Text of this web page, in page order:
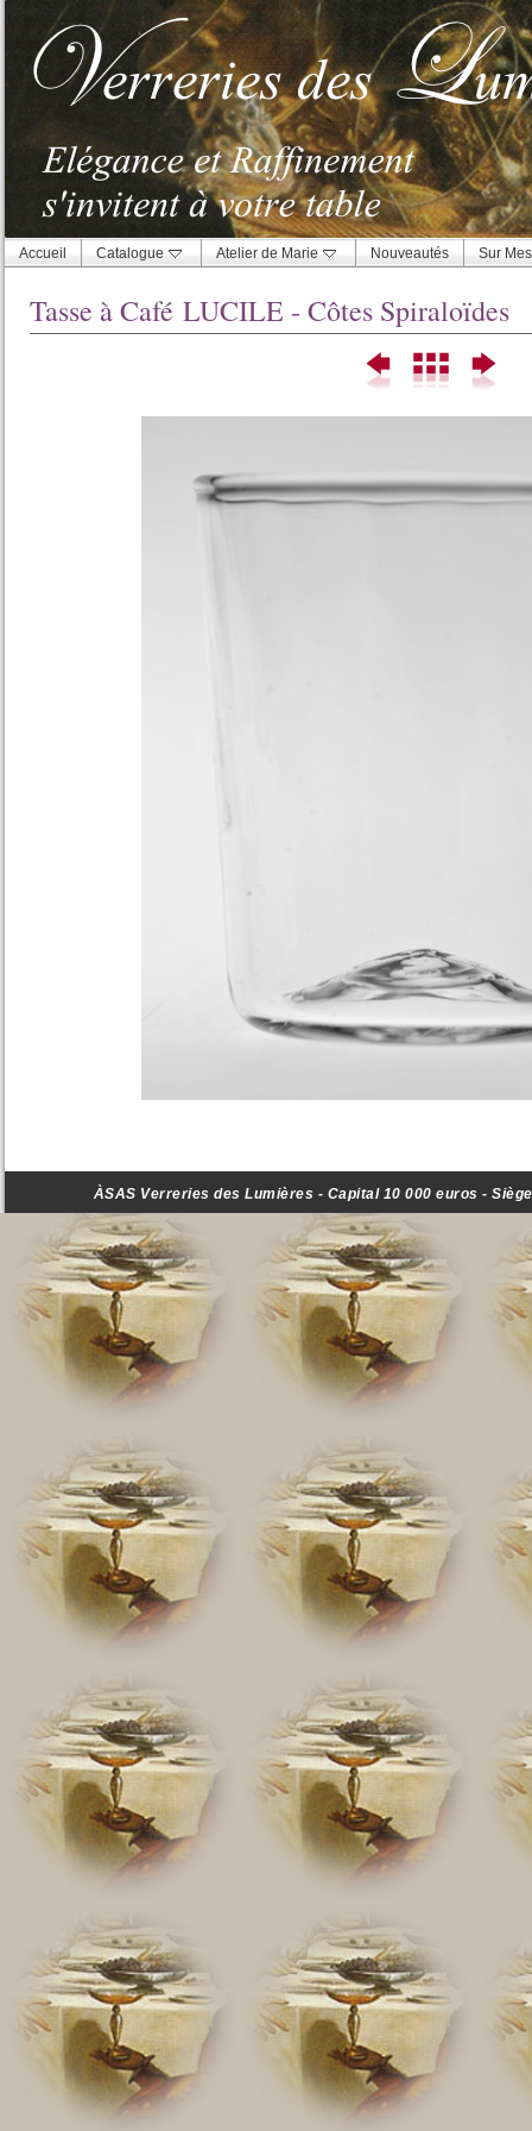
Accueil Catalogue Atelier de Marie Nouveautés Sur
Tasse à Café LUCILE - Côtes Spiraloïdes
ÀSAS Verreries des Lumières - Capital 10 000 euros -